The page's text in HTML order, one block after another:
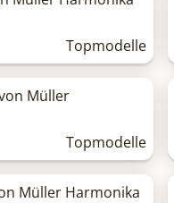
Topmodelle
Topmodelle